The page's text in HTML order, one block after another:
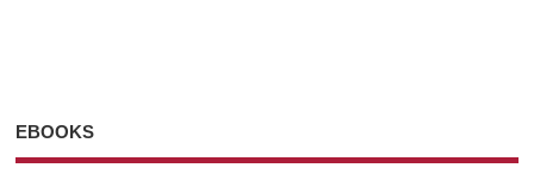
EBOOKS